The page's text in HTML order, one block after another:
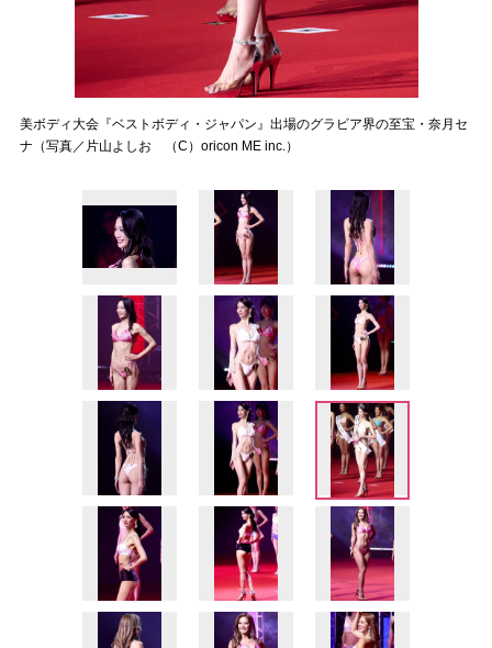
美ボディ大会『ベストボディ・ジャパン』出場のグラビア界の至宝・奈月セ
ナ（写真／片山よしお （C）oricon ME inc.）